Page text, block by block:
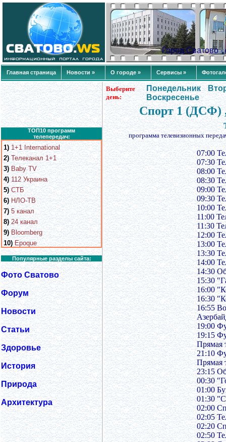
Город Сватово
Главная страница Новости » О городе » Сервисы »
ТОП10 программ
телепередач:
1) 1+1 International
2) Телеканал 1+1
3) Baby TV
4) 112 Украина
5) СТБ
6) НЛО-ТВ
7) 5 канал
8) 24 канал
9) Bloomberg
10) Epoque
Популярные разделы сайта:
Фото Сватово
Форум
Новости
Статьи
Здоровье
История
Природа
Архитектура
Выберите
день:
Понедельник
Воскресенье
Спорт 1 (ДСФ)
программа телевизионных
07:00
07:30
08:00
08:30
09:00
09:30
10:00
11:00
11:30
12:00
13:00
13:30
14:00
14:30
15:30
16:00
16:30
16:55
19:00
19:15
Прямая
21:10
Прямая
23:15
00:30
01:00
01:30
02:00
02:05
02:20
02:50